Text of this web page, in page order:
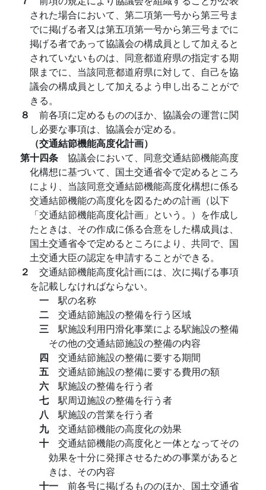
された場合において、第二項第一号から第三号ま
でに掲げる者又は第五項第一号から第三号までに
掲げる者であって協議会の構成員として加えると
されていないものは、同意都道府県の指定する期
限までに、当該同意都道府県に対して、自己を協
議会の構成員として加えるよう申し出ることがで
きる。
８ 前各項に定めるもののほか、協議会の運営に関
し必要な事項は、協議会が定める。
（交通結節機能高度化計画）
第十四条 協議会において、同意交通結節機能高度
化構想に基づいて、国土交通省令で定めるところ
により、当該同意交通結節機能高度化構想に係る
交通結節機能の高度化を図るための計画（以下
「交通結節機能高度化計画」という。）を作成し
たときは、その作成に係る合意をした構成員は、
国土交通省令で定めるところにより、共同で、国
土交通大臣の認定を申請することができる。
２ 交通結節機能高度化計画には、次に掲げる事項
を記載しなければならない。
一駅の名称
二 交通結節施設の整備を行う区域
三駅施設利用円滑化事業による駅施設の整備
その他の交通結節施設の整備の内容
四 交通結節施設の整備に要する期間
五 交通結節施設の整備に要する費用の額
六駅施設の整備を行う者
七駅周辺施設の整備を行う者
八駅施設の営業を行う者
九 交通結節機能の高度化の効果
十 交通結節機能の高度化と一体となってその
効果を十分に発揮させるための事業があると
きは、その内容
十一 前各号に掲げるもののほか、国土交通省